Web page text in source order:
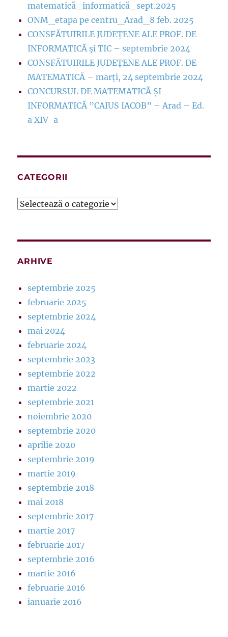
matematică_informatică_sept.2025
ONM_etapa pe centru_Arad_8 feb. 2025
CONSFĂTUIRILE JUDEȚENE ALE PROF. DE
INFORMATICĂ și TIC – septembrie 2024
CONSFĂTUIRILE JUDEȚENE ALE PROF. DE
MATEMATICĂ – marți, 24 septembrie 2024
CONCURSUL DE MATEMATICĂ ȘI
INFORMATICĂ ”CAIUS IACOB” – Arad – Ed.
a XIV-a
CATEGORII
Categorii
ARHIVE
septembrie 2025
februarie 2025
septembrie 2024
mai 2024
februarie 2024
septembrie 2023
septembrie 2022
martie 2022
septembrie 2021
noiembrie 2020
septembrie 2020
aprilie 2020
septembrie 2019
martie 2019
septembrie 2018
mai 2018
septembrie 2017
martie 2017
februarie 2017
septembrie 2016
martie 2016
februarie 2016
ianuarie 2016